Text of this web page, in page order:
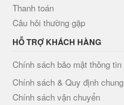
Thanh toán
Câu hỏi thường gặp
HỖ TRỢ KHÁCH HÀNG
Chính sách bảo mật thông tin
Chính sách & Quy định chung
Chính sách vận chuyển